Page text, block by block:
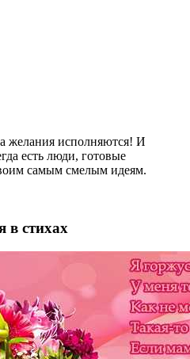
желания исполняются! И
есть люди, готовые
самым смелым идеям.
в стихах